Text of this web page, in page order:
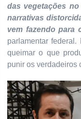
das vegetações
narrativas
vem fazendo para
parlamentar federal.
queimar o que
punir os verdadeiros